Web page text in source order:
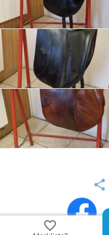
share
favorite_border